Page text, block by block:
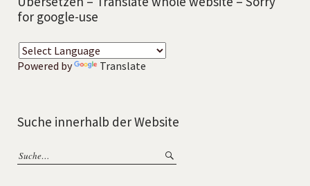
for google-use
Powered by Translate
Suche innerhalb der Website